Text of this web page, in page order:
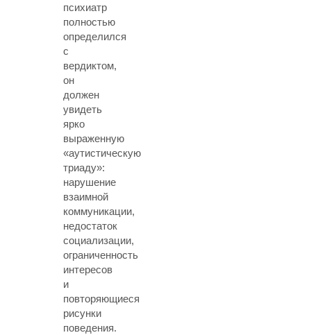
психиатр
полностью
определился
с
вердиктом,
он
должен
увидеть
ярко
выраженную
«аутистическую
триаду»:
нарушение
взаимной
коммуникации,
недостаток
социализации,
ограниченность
интересов
и
повторяющиеся
рисунки
поведения.